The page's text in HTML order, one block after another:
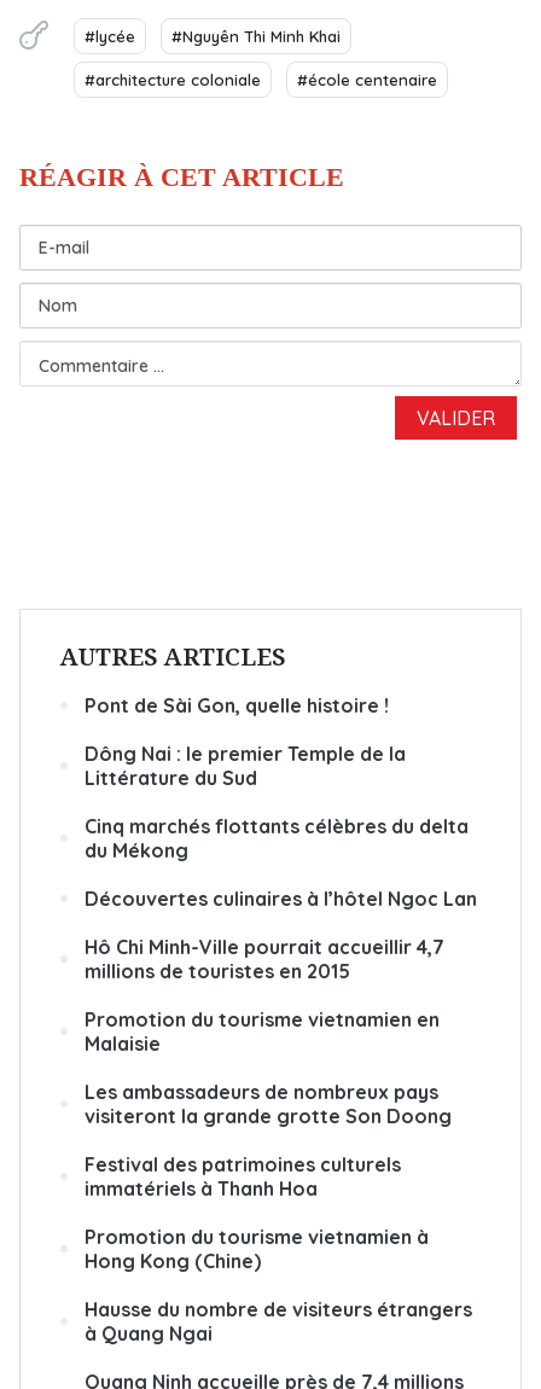
#lycée #Nguyên Thi Minh Khai
#architecture coloniale #école centenaire
AUTRES ARTICLES
Pont de Sài Gon, quelle histoire !
Dông Nai : le premier Temple de la
Littérature du Sud
Cinq marchés flottants célèbres du delta
du Mékong
Découvertes culinaires à l’hôtel Ngoc Lan
Hô Chi Minh-Ville pourrait accueillir 4,7
millions de touristes en 2015
Promotion du tourisme vietnamien en
Malaisie
Les ambassadeurs de nombreux pays
visiteront la grande grotte Son Doong
Festival des patrimoines culturels
immatériels à Thanh Hoa
Promotion du tourisme vietnamien à
Hong Kong (Chine)
Hausse du nombre de visiteurs étrangers
à Quang Ngai
Quang Ninh accueille près de 7,4 millions